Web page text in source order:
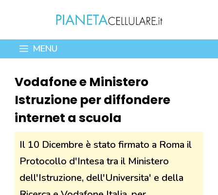
contenuto
MENU
Vodafone e Ministero
Istruzione per diffondere
internet a scuola
Il 10 Dicembre è stato firmato a Roma il
Protocollo d'Intesa tra il Ministero
dell'Istruzione, dell'Universita' e della